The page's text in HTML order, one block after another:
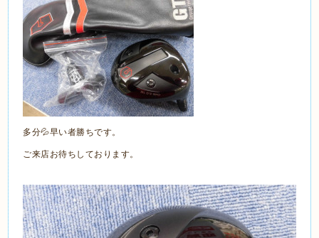
多分💦早い者勝ちです。
ご来店お待ちしております。